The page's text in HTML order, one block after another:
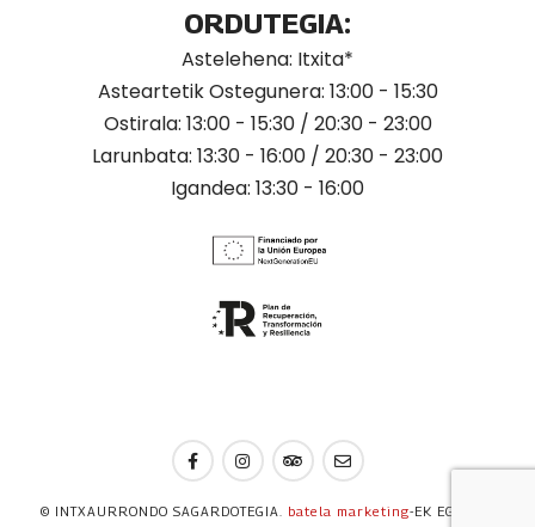
ORDUTEGIA:
Astelehena: Itxita*
Asteartetik Ostegunera: 13:00 - 15:30
Ostirala: 13:00 - 15:30 / 20:30 - 23:00
Larunbata: 13:30 - 16:00 / 20:30 - 23:00
Igandea: 13:30 - 16:00
© INTXAURRONDO SAGARDOTEGIA. batela marketing-EK EGINIKO